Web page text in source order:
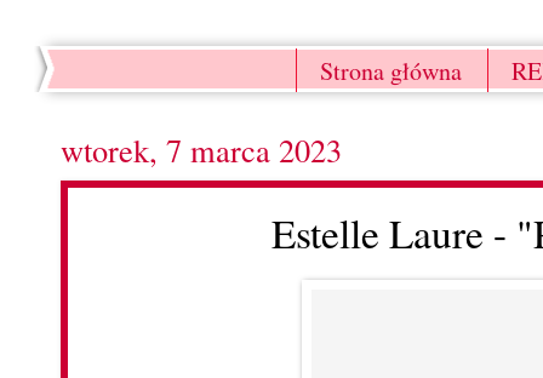
Strona główna
wtorek, 7 marca 2023
Estelle Laure -